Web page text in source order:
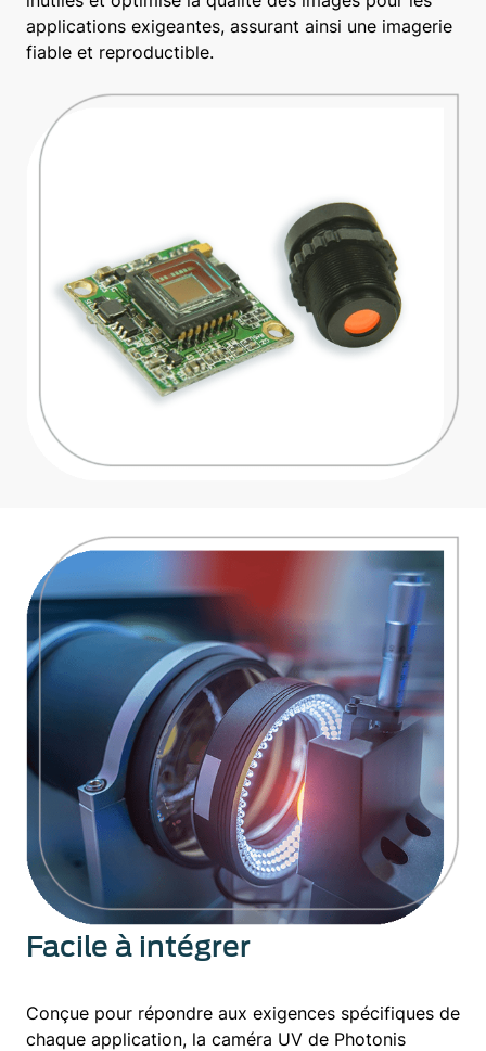
applications exigeantes, assurant ainsi une imagerie
fiable et reproductible.
Facile à intégrer
Conçue pour répondre aux exigences spécifiques de
chaque application, la caméra UV de Photonis